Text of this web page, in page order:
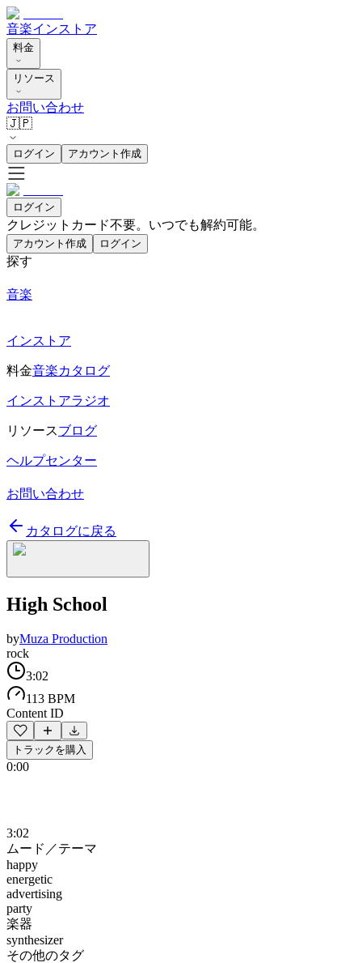
音楽インストア
料金
リソース
お問い合わせ
🇯🇵
ログイン アカウント作成
ログイン
クレジットカード不要。いつでも解約可能。
アカウント作成 ログイン
探す
音楽
インストア
料金音楽カタログ
インストアラジオ
リソースブログ
ヘルプセンター
お問い合わせ
カタログに戻る
High School
byMuza Production
rock
3:02
113 BPM
Content ID
トラックを購入
0:00
3:02
ムード／テーマ
happy
energetic
advertising
party
楽器
synthesizer
その他のタグ